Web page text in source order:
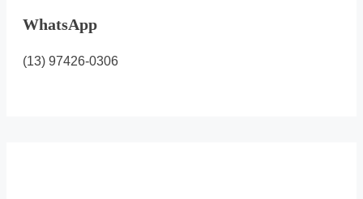
WhatsApp
(13) 97426-0306